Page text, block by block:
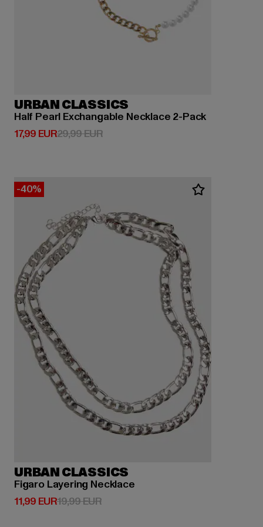
URBAN CLASSICS
Half Pearl Exchangable Necklace 2-Pack
17,99 EUR
Derzeitiger Preis: 17,99 EUR
29,99 EURAktionspreis: 29,99 EUR
-40%
URBAN CLASSICS
Figaro Layering Necklace
11,99 EUR
Derzeitiger Preis: 11,99 EUR
19,99 EURAktionspreis: 19,99 EUR